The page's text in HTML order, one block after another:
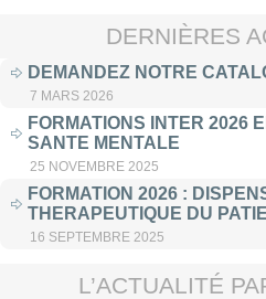
DERNIÈRES
DEMANDEZ NOTRE
7 MARS 2026
FORMATIONS INTER 2026
SANTE MENTALE
25 NOVEMBRE 2025
FORMATION 2026 :
THERAPEUTIQUE DU
16 SEPTEMBRE 2025
L’ACTUALITÉ